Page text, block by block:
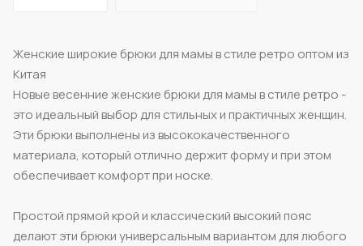
Женские широкие брюки для мамы в стиле ретро оптом из
Китая
Новые весенние женские брюки для мамы в стиле ретро -
это идеальный выбор для стильных и практичных женщин.
Эти брюки выполнены из высококачественного
материала, который отлично держит форму и при этом
обеспечивает комфорт при носке.
Простой прямой крой и классический высокий пояс
делают эти брюки универсальным вариантом для любого